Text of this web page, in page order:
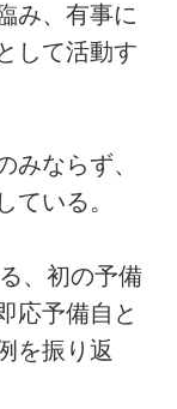
み、有事に
して活動す
ならず、
ている。
、初の予備
応予備自と
を振り返